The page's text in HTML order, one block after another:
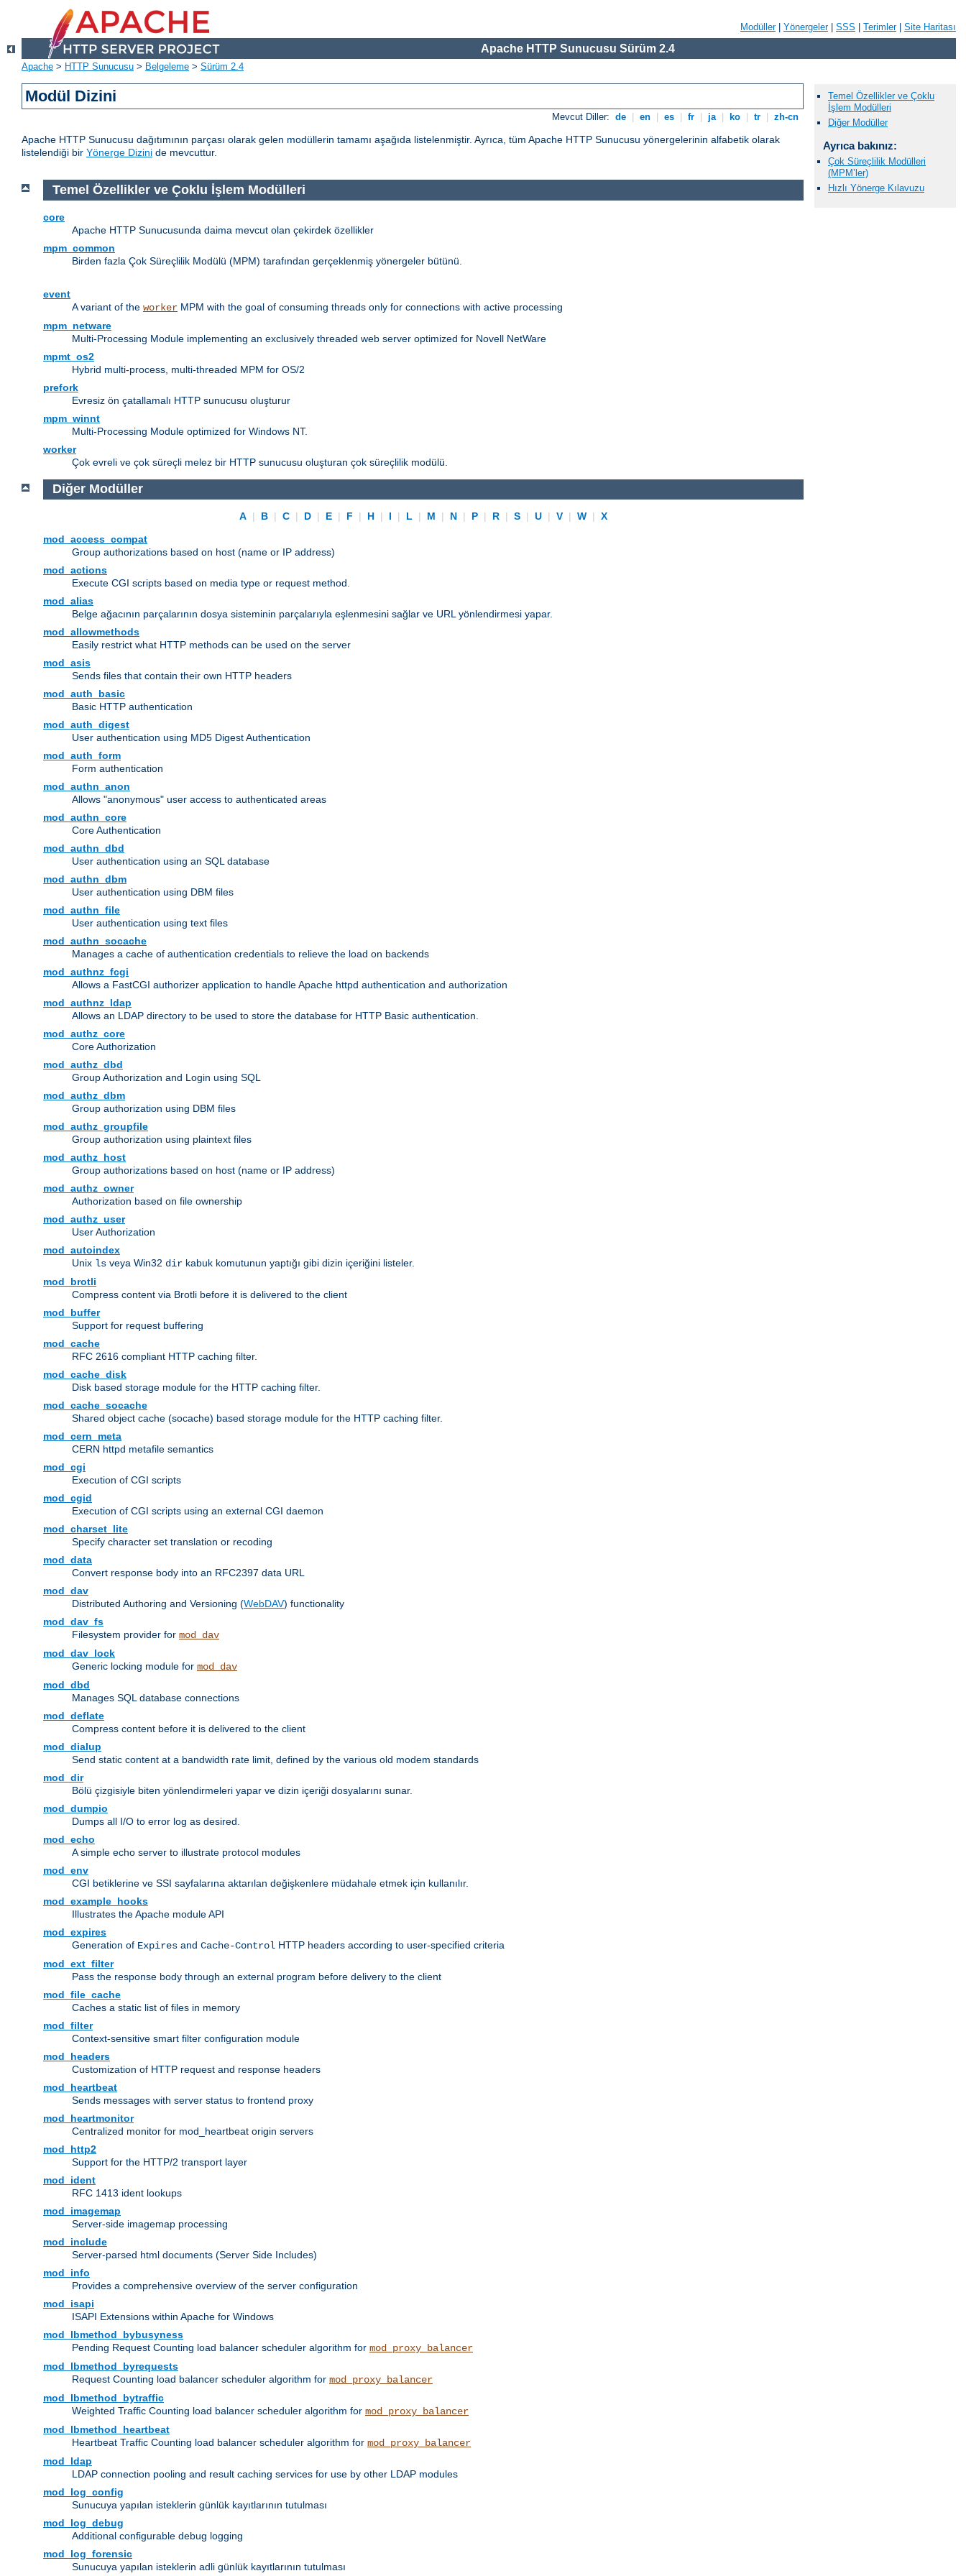
Modüller| Yönergeler| SSS Terimler| Site Haritası
Apache HTTP Sunucusu Sürüm 2.4
Apache > HTTP Sunucusu > Belgeleme > Sürüm 2.4
Modül Dizini
Mevcut Diller: de en es fr ja ko tr zh-cn
Apache HTTP Sunucusu dağıtımının parçası olarak gelen modüllerin tamamı aşağıda listelenmiştir. Ayrıca, tüm Apache HTTP Sunucusu yönergelerinin alfabetik olarak
listelendiği bir Yönerge Dizini de mevcuttur.
Temel Özellikler ve Çoklu
İşlem Modülleri
Diğer Modüller
Ayrıca bakınız:
Çok Süreçlilik Modülleri
(MPM’ler)
Hızlı Yönerge Kılavuzu
Temel Özellikler ve Çoklu İşlem Modülleri
core
Apache HTTP Sunucusunda daima mevcut olan çekirdek özellikler
mpm_common
Birden fazla Çok Süreçlilik Modülü (MPM) tarafından gerçeklenmiş yönergeler bütünü.
event
A variant of the worker MPM with the goal of consuming threads only for connections with active processing
mpm_netware
Multi-Processing Module implementing an exclusively threaded web server optimized for Novell NetWare
mpmt_os2
Hybrid multi-process, multi-threaded MPM for OS/2
prefork
Evresiz ön çatallamalı HTTP sunucusu oluşturur
mpm_winnt
Multi-Processing Module optimized for Windows NT.
worker
Çok evreli ve çok süreçli melez bir HTTP sunucusu oluşturan çok süreçlilik modülü.
Diğer Modüller
A | B | C | D | E | F | H | I | L | M | N | P | R | S | U | V | W |
X
mod_access_compat
Group authorizations based on host (name or IP address)
mod_actions
Execute CGI scripts based on media type or request method.
mod_alias
Belge ağacının parçalarının dosya sisteminin parçalarıyla eşlenmesini sağlar ve URL yönlendirmesi yapar.
mod_allowmethods
Easily restrict what HTTP methods can be used on the server
mod_asis
Sends files that contain their own HTTP headers
mod_auth_basic
Basic HTTP authentication
mod_auth_digest
User authentication using MD5 Digest Authentication
mod_auth_form
Form authentication
mod_authn_anon
Allows "anonymous" user access to authenticated areas
mod_authn_core
Core Authentication
mod_authn_dbd
User authentication using an SQL database
mod_authn_dbm
User authentication using DBM files
mod_authn_file
User authentication using text files
mod_authn_socache
Manages a cache of authentication credentials to relieve the load on backends
mod_authnz_fcgi
Allows a FastCGI authorizer application to handle Apache httpd authentication and authorization
mod_authnz_ldap
Allows an LDAP directory to be used to store the database for HTTP Basic authentication.
mod_authz_core
Core Authorization
mod_authz_dbd
Group Authorization and Login using SQL
mod_authz_dbm
Group authorization using DBM files
mod_authz_groupfile
Group authorization using plaintext files
mod_authz_host
Group authorizations based on host (name or IP address)
mod_authz_owner
Authorization based on file ownership
mod_authz_user
User Authorization
mod_autoindex
Unix ls veya Win32 dir kabuk komutunun yaptığı gibi dizin içeriğini listeler.
mod_brotli
Compress content via Brotli before it is delivered to the client
mod_buffer
Support for request buffering
mod_cache
RFC 2616 compliant HTTP caching filter.
mod_cache_disk
Disk based storage module for the HTTP caching filter.
mod_cache_socache
Shared object cache (socache) based storage module for the HTTP caching filter.
mod_cern_meta
CERN httpd metafile semantics
mod_cgi
Execution of CGI scripts
mod_cgid
Execution of CGI scripts using an external CGI daemon
mod_charset_lite
Specify character set translation or recoding
mod_data
Convert response body into an RFC2397 data URL
mod_dav
Distributed Authoring and Versioning (WebDAV) functionality
mod_dav_fs
Filesystem provider for mod_dav
mod_dav_lock
Generic locking module for mod_dav
mod_dbd
Manages SQL database connections
mod_deflate
Compress content before it is delivered to the client
mod_dialup
Send static content at a bandwidth rate limit, defined by the various old modem standards
mod_dir
Bölü çizgisiyle biten yönlendirmeleri yapar ve dizin içeriği dosyalarını sunar.
mod_dumpio
Dumps all I/O to error log as desired.
mod_echo
A simple echo server to illustrate protocol modules
mod_env
CGI betiklerine ve SSI sayfalarına aktarılan değişkenlere müdahale etmek için kullanılır.
mod_example_hooks
Illustrates the Apache module API
mod_expires
Generation of Expires and Cache-Control HTTP headers according to user-specified criteria
mod_ext_filter
Pass the response body through an external program before delivery to the client
mod_file_cache
Caches a static list of files in memory
mod_filter
Context-sensitive smart filter configuration module
mod_headers
Customization of HTTP request and response headers
mod_heartbeat
Sends messages with server status to frontend proxy
mod_heartmonitor
Centralized monitor for mod_heartbeat origin servers
mod_http2
Support for the HTTP/2 transport layer
mod_ident
RFC 1413 ident lookups
mod_imagemap
Server-side imagemap processing
mod_include
Server-parsed html documents (Server Side Includes)
mod_info
Provides a comprehensive overview of the server configuration
mod_isapi
ISAPI Extensions within Apache for Windows
mod_lbmethod_bybusyness
Pending Request Counting load balancer scheduler algorithm for mod_proxy_balancer
mod_lbmethod_byrequests
Request Counting load balancer scheduler algorithm for mod_proxy_balancer
mod_lbmethod_bytraffic
Weighted Traffic Counting load balancer scheduler algorithm for mod_proxy_balancer
mod_lbmethod_heartbeat
Heartbeat Traffic Counting load balancer scheduler algorithm for mod_proxy_balancer
mod_ldap
LDAP connection pooling and result caching services for use by other LDAP modules
mod_log_config
Sunucuya yapılan isteklerin günlük kayıtlarının tutulması
mod_log_debug
Additional configurable debug logging
mod_log_forensic
Sunucuya yapılan isteklerin adli günlük kayıtlarının tutulması